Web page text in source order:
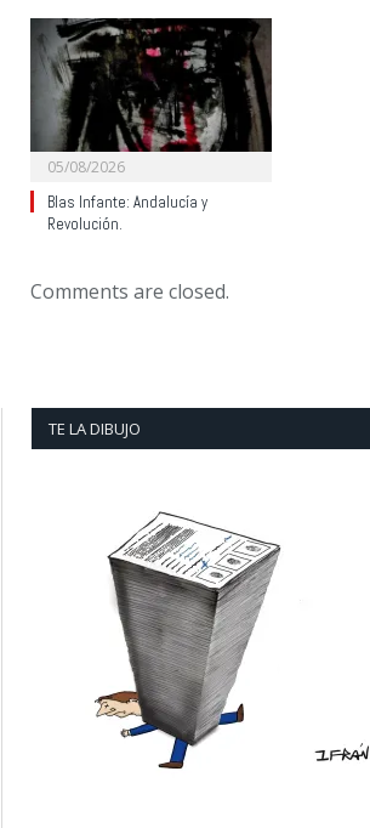
05/08/2026
Blas Infante: Andalucía y
Revolución.
Comments are closed.
TE LA DIBUJO